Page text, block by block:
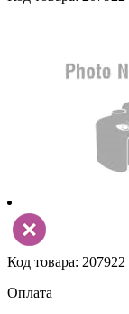
Код товара: 207922
Оплата